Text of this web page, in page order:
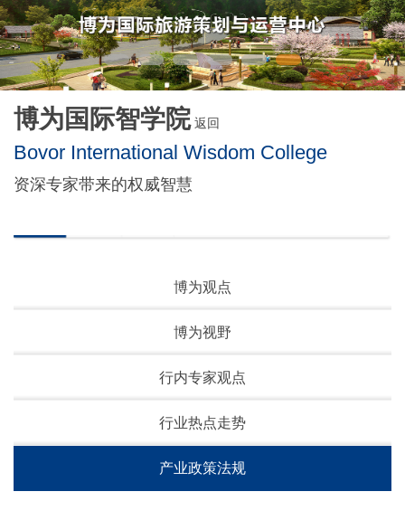
博为国际智学院 返回
Bovor International Wisdom College
资深专家带来的权威智慧
博为观点
博为视野
行内专家观点
行业热点走势
产业政策法规